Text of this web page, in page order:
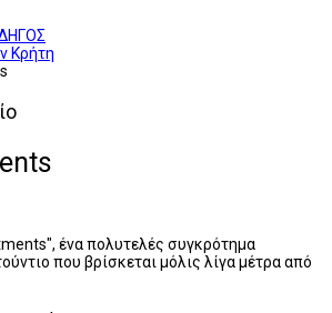
Κρήτη
ένα πολυτελές συγκρότημα
που βρίσκεται μόλις λίγα μέτρα από